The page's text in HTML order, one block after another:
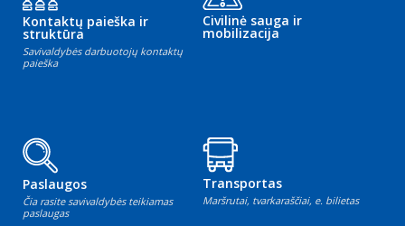
Kontaktų paieška ir
struktūra
Savivaldybės darbuotojų kontaktų
paieška
Civilinė sauga ir
mobilizacija
Paslaugos
Čia rasite savivaldybės teikiamas
paslaugas
Transportas
Maršrutai, tvarkaraščiai, e. bilietas